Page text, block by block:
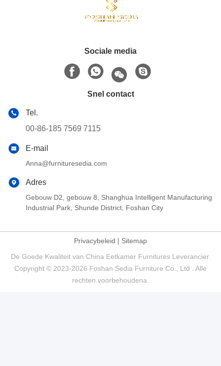
Sociale media
Snel contact
Tel.
00-86-185 7569 7115
E-mail
Anna@furnituresedia.com
Adres
Gebouw D2, gebouw 8, Shanghua Intelligent Manufacturing
Industrial Park, Shunde District, Foshan City
Privacybeleid | Sitemap
De Goede Kwaliteit van China Eetkamer Furnitures Leverancier.
Copyright © 2023-2026 Foshan Sedia Furniture Co., Ltd . Alle
rechten voorbehoudena.